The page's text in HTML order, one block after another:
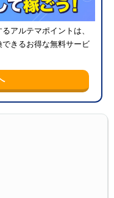
アルテマポイントは、
きるお得な無料サービ